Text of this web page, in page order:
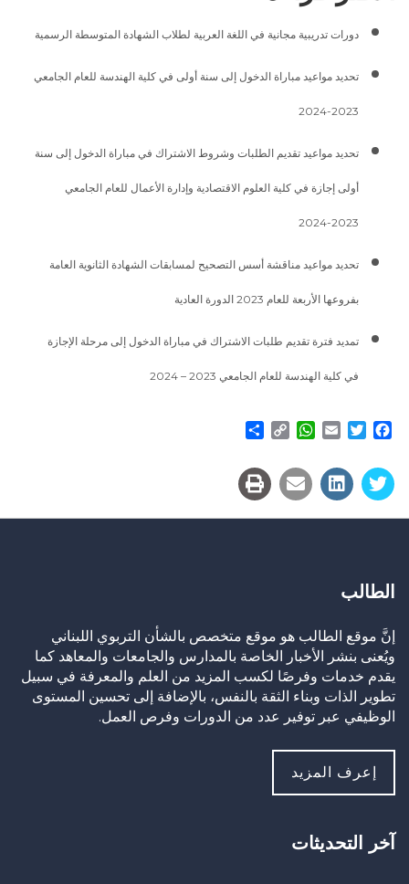
دورات تدريبية مجانية في اللغة العربية لطلاب الشهادة المتوسطة الرسمية
تحديد مواعيد مباراة الدخول إلى سنة أولى في كلية الهندسة للعام الجامعي
2023-2024
تحديد مواعيد تقديم الطلبات وشروط الاشتراك في مباراة الدخول إلى سنة
أولى إجازة في كلية العلوم الاقتصادية وإدارة الأعمال للعام الجامعي
2023-2024
تحديد مواعيد مناقشة أسس التصحيح لمسابقات الشهادة الثانوية العامة
بفروعها الأربعة للعام 2023 الدورة العادية
تمديد فترة تقديم طلبات الاشتراك في مباراة الدخول إلى مرحلة الإجازة
في كلية الهندسة للعام الجامعي 2023 – 2024
Facebook
Twitter
Email
WhatsApp
Copy
الطالب
إنَّ موقع الطالب هو موقع متخصص بالشأن التربوي اللبناني
ويُعنى بنشر الأخبار الخاصة بالمدارس والجامعات والمعاهد كما
يقدم خدمات وفرصًا لكسب المزيد من العلم والمعرفة في سبيل
تطوير الذات وبناء الثقة بالنفس، بالإضافة إلى تحسين المستوى
الوظيفي عبر توفير عدد من الدورات وفرص العمل.
إعرف المزيد
آخر التحديثات